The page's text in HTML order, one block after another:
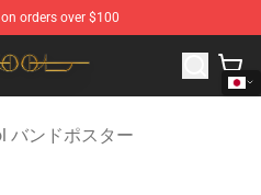
orders over $100
Merchandise Shop
バンドポスター